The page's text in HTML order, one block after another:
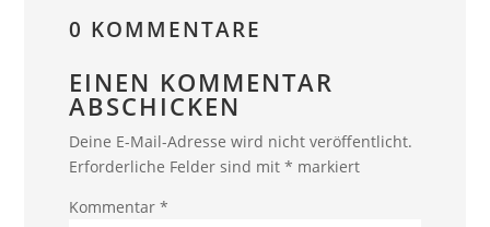
0 KOMMENTARE
EINEN KOMMENTAR
ABSCHICKEN
Deine E-Mail-Adresse wird nicht veröffentlicht.
Erforderliche Felder sind mit * markiert
Kommentar *